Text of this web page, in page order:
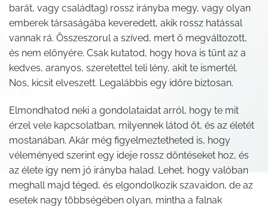
barát, vagy családtag) rossz irányba megy, vagy olyan
emberek társaságába keveredett, akik rossz hatással
vannak rá. Összeszorul a szíved, mert ő megváltozott,
és nem előnyére. Csak kutatod, hogy hova is tűnt az a
kedves, aranyos, szeretettel teli lény, akit te ismertél.
Nos, kicsit elveszett. Legalábbis egy időre biztosan.
Elmondhatod neki a gondolataidat arról, hogy te mit
érzel vele kapcsolatban, milyennek látod őt, és az életét
mostanában. Akár még figyelmeztetheted is, hogy
véleményed szerint egy ideje rossz döntéseket hoz, és
az élete így nem jó irányba halad. Lehet, hogy valóban
meghall majd téged, és elgondolkozik szavaidon, de az
esetek nagy többségében olyan, mintha a falnak